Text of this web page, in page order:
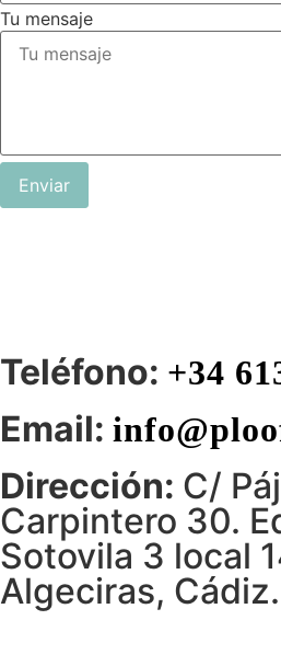
Tu mensaje
Enviar
Teléfono: +34
Email:
Dirección: C/
Carpintero 30.
Sotovila 3 local
Algeciras, Cádiz.